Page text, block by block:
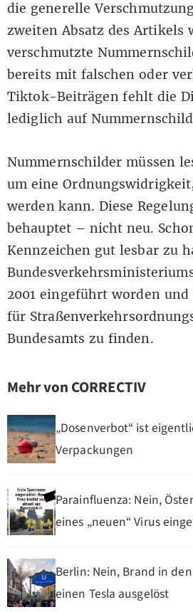
die generelle
zweiten Absatz des Artikels
verschmutzte
bereits mit falschen oder
Tiktok-Beiträgen fehlt die
lediglich auf
Nummernschilder müssen
um eine
werden kann. Diese
behauptet – nicht neu.
Kennzeichen gut lesbar zu
2001 eingeführt worden
für
Bundesamts zu finden.
Mehr von CORRECTIV
„Dosenverbot“ ist
Verpackungen
Parainfluenza: Nein,
eines „neuen“ Virus
Berlin: Nein, Brand in
einen Tesla ausgelöst